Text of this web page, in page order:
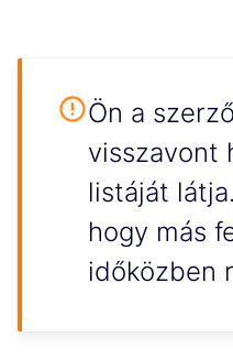
Ön a
visszavont
listáját
hogy más
időközben